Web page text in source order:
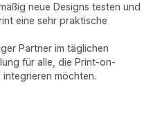
neue Designs testen und
eine sehr praktische
Partner im täglichen
für alle, die Print-on-
möchten.